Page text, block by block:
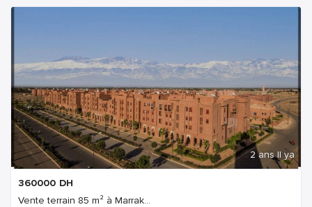
2 ans Il ya
360000 DH
Vente terrain 85 m² à Marrak...